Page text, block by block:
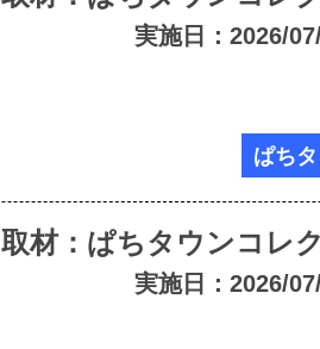
実施日：2026/
ぱち
取材：ぱちタウンコレ
実施日：2026/